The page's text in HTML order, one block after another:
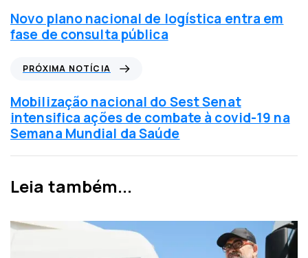
t
í
c
n
t
e
r
o
Novo plano nacional de logística entra em
fase de consulta pública
ó
x
i
m
a
o
í
PRÓXIMA NOTÍCIA
Mobilização nacional do Sest Senat
intensifica ações de combate à covid-19 na
Semana Mundial da Saúde
Leia também...